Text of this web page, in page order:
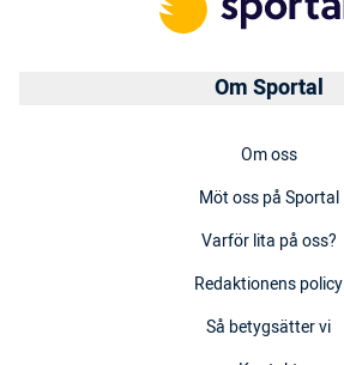
Om Sportal
Om oss
Möt oss på Sportal
Varför lita på oss?
Redaktionens policy
Så betygsätter vi